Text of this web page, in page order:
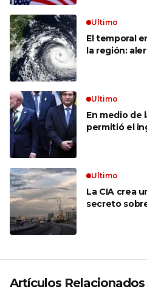
Ultimo
El temporal
la región:
Ultimo
En medio de
permitió el
Ultimo
La CIA crea
secreto
Artículos Relacionados